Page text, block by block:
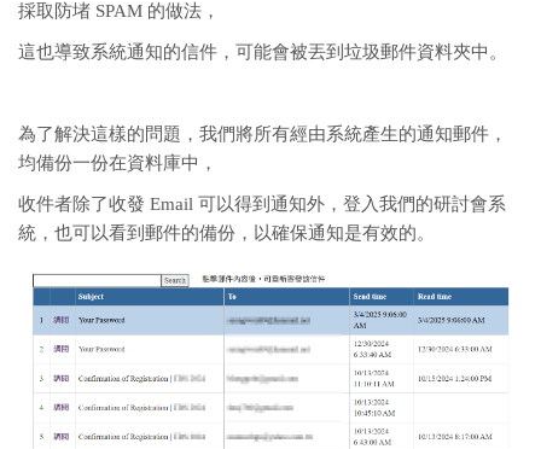
採取防堵 SPAM 的做法，
這也導致系統通知的信件，可能會被丟到垃圾郵件資料夾中。
為了解決這樣的問題，我們將所有經由系統產生的通知郵件，
均備份一份在資料庫中，
收件者除了收發 Email 可以得到通知外，登入我們的研討會系
統，也可以看到郵件的備份，以確保通知是有效的。